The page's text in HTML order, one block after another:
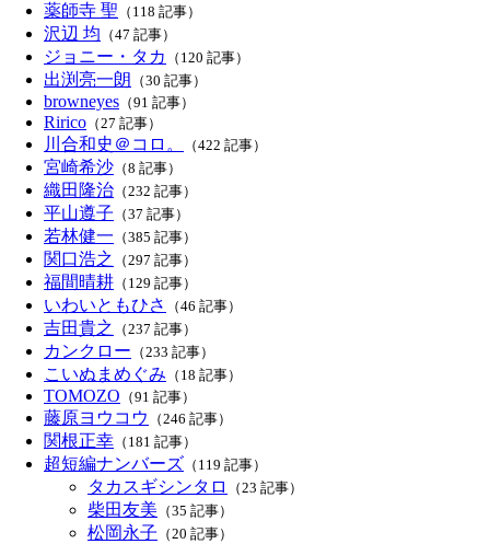
薬師寺 聖 （118 記事）
沢辺 均 （47 記事）
ジョニー・タカ （120 記事）
出渕亮一朗 （30 記事）
browneyes （91 記事）
Ririco （27 記事）
川合和史＠コロ。 （422 記事）
宮崎希沙 （8 記事）
織田隆治 （232 記事）
平山遵子 （37 記事）
若林健一 （385 記事）
関口浩之 （297 記事）
福間晴耕 （129 記事）
いわいともひさ （46 記事）
吉田貴之 （237 記事）
カンクロー （233 記事）
こいぬまめぐみ （18 記事）
TOMOZO （91 記事）
藤原ヨウコウ （246 記事）
関根正幸 （181 記事）
超短編ナンバーズ （119 記事）
タカスギシンタロ （23 記事）
柴田友美 （35 記事）
松岡永子 （20 記事）